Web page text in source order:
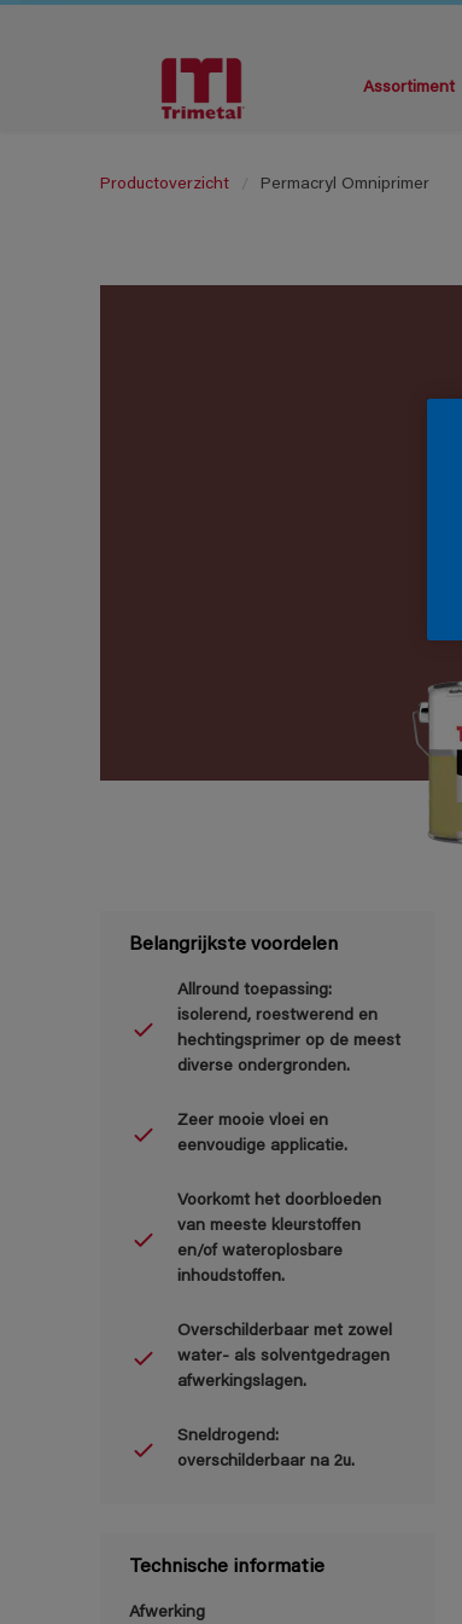
Assortiment
Productoverzicht Permacryl Omniprimer
Belangrijkste voordelen
Allround toepassing:
isolerend, roestwerend en
hechtingsprimer op de meest
diverse ondergronden.
Zeer mooie vloei en
eenvoudige applicatie.
Voorkomt het doorbloeden
van meeste kleurstoffen
en/of wateroplosbare
inhoudstoffen.
Overschilderbaar met zowel
water- als solventgedragen
afwerkingslagen.
Sneldrogend:
overschilderbaar na 2u.
Technische informatie
Afwerking